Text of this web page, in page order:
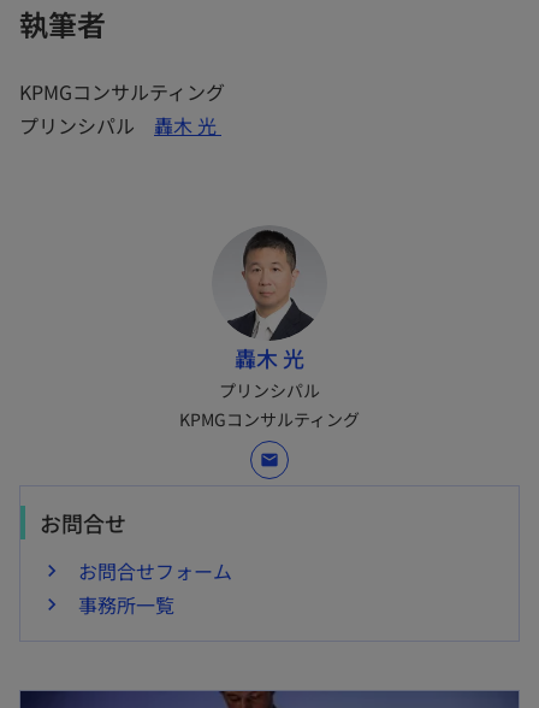
執筆者
KPMGコンサルティング
プリンシパル 轟木 光
轟木 光
プリンシパル
KPMGコンサルティング
mail
お問合せ
お問合せフォーム
事務所一覧
新しいタブで開く